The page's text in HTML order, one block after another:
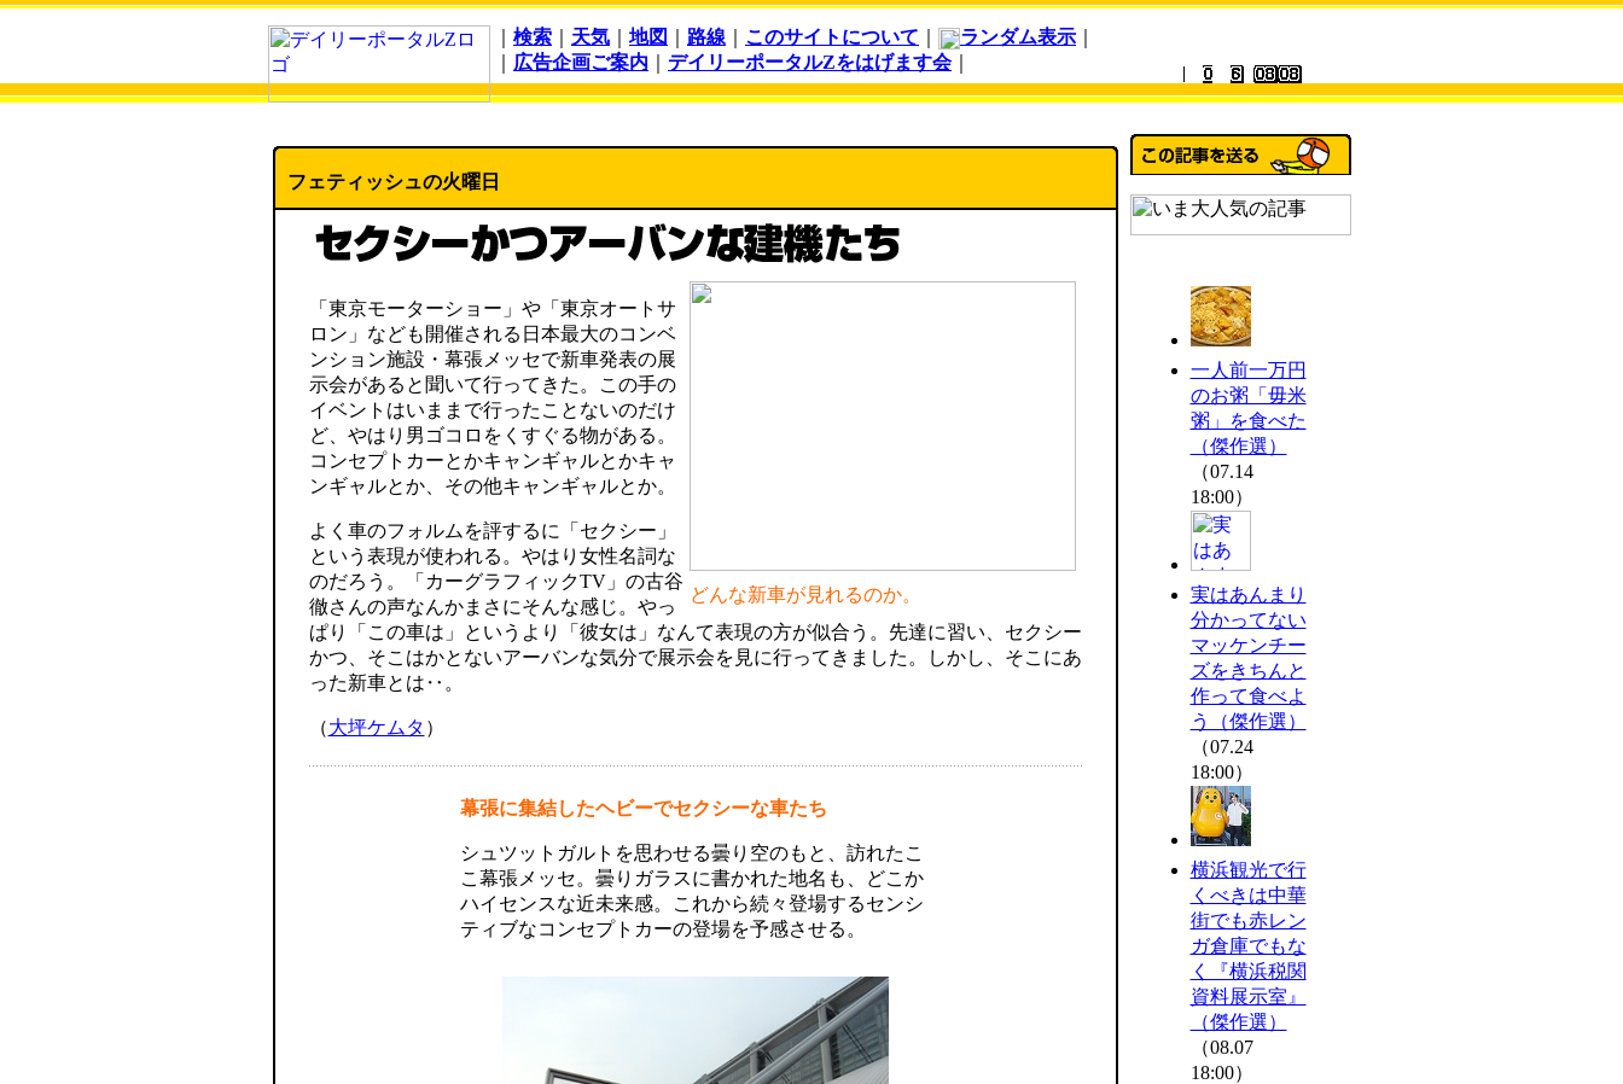
検索 天気 地図 路線 このサイトについて ランダム表示
広告企画ご案内 デイリーポータルZをはげます会｜
フェティッシュの火曜日
どんな新車が見れるのか。
「東京モーターショー」や「東京オートサ
ロン」なども開催される日本最大のコンベ
ンション施設・幕張メッセで新車発表の展
示会があると聞いて行ってきた。この手の
イベントはいままで行ったことないのだけ
ど、やはり男ゴコロをくすぐる物がある。
コンセプトカーとかキャンギャルとかキャ
ンギャルとか、その他キャンギャルとか。
よく車のフォルムを評するに「セクシー」
という表現が使われる。やはり女性名詞な
のだろう。「カーグラフィックTV」の古谷
徹さんの声なんかまさにそんな感じ。やっ
ぱり「この車は」というより「彼女は」なんて表現の方が似合う。先達に習い、セクシー
かつ、そこはかとないアーバンな気分で展示会を見に行ってきました。しかし、そこにあ
った新車とは‥。
（大坪ケムタ ）
幕張に集結したヘビーでセクシーな車たち
シュツットガルトを思わせる曇り空のもと、訪れたこ
こ幕張メッセ。曇りガラスに書かれた地名も、どこか
ハイセンスな近未来感。これから続々登場するセンシ
ティブなコンセプトカーの登場を予感させる。
一人前一万円
のお粥「毋米
粥」を食べた
（傑作選）
（07.14
18:00）
実はあんまり
分かってない
マッケンチー
ズをきちんと
作って食べよ
う（傑作選）
（07.24
18:00）
横浜観光で行
くべきは中華
街でも赤レン
ガ倉庫でもな
く『横浜税関
資料展示室』
（傑作選）
（08.07
18:00）